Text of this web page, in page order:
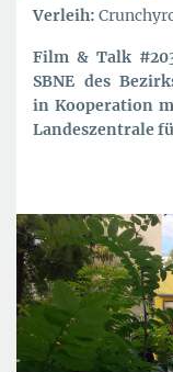
Verleih:
Film & Talk
SBNE des
in Kooperation
Landeszentrale